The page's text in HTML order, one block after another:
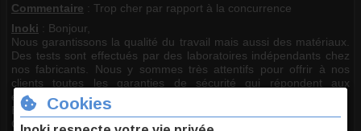
Commentaire : Trop cher par rapport à la concurrence
Inoki : Bonjour,
Nous garantissons la qualité du travail mais aussi des matériaux.
Des tests sont effectués par des laboratoires indépendants chez
nos fabricants. Nous y sommes très attentifs pour offrir à nos
clients toutes les garanties de sécurité qui répondent aux
exigences et normes européennes.
Bonne journée :)
Cordialement